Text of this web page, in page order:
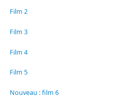
Film 2
Film 3
Film 4
Film 5
Nouveau : film 6